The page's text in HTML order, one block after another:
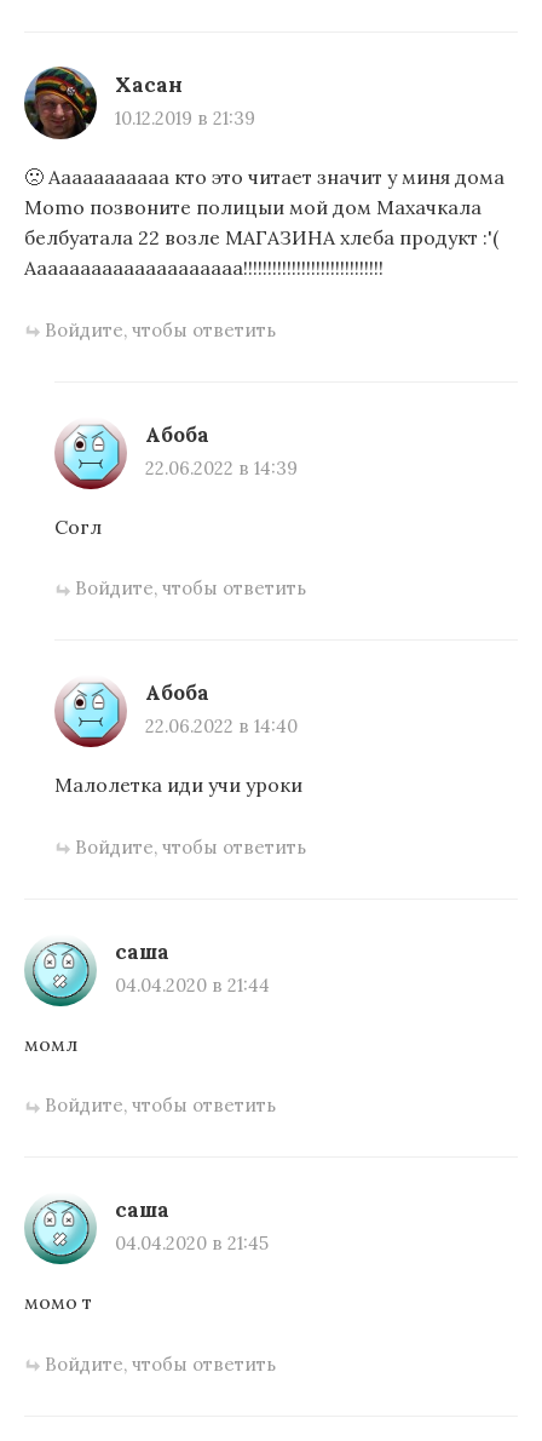
Хасан
10.12.2019 в 21:39
🙁 Ааааааааааа кто это читает значит у миня дома
Momo позвоните полицыи мой дом Махачкала
белбуатала 22 возле МАГАЗИНА хлеба продукт :'(
Аааааааааааааааааааа!!!!!!!!!!!!!!!!!!!!!!!!!!!!!
Войдите, чтобы ответить
Абоба
22.06.2022 в 14:39
Согл
Войдите, чтобы ответить
Абоба
22.06.2022 в 14:40
Малолетка иди учи уроки
Войдите, чтобы ответить
саша
04.04.2020 в 21:44
момл
Войдите, чтобы ответить
саша
04.04.2020 в 21:45
момо т
Войдите, чтобы ответить